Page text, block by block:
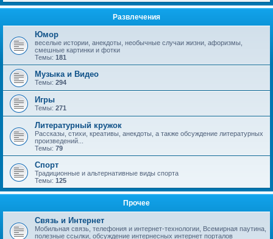
Развлечения
Юмор
веселые истории, анекдоты, необычные случаи жизни, афоризмы,
смешные картинки и фотки
Темы: 181
Музыка и Видео
Темы: 294
Игры
Темы: 271
Литературный кружок
Рассказы, стихи, креативы, анекдоты, а также обсуждение литературных
произведений...
Темы: 79
Спорт
Традиционные и альтернативные виды спорта
Темы: 125
Прочее
Связь и Интернет
Мобильная связь, телефония и интернет-технологии, Всемирная паутина,
полезные ссылки, обсуждение интернесных интернет порталов